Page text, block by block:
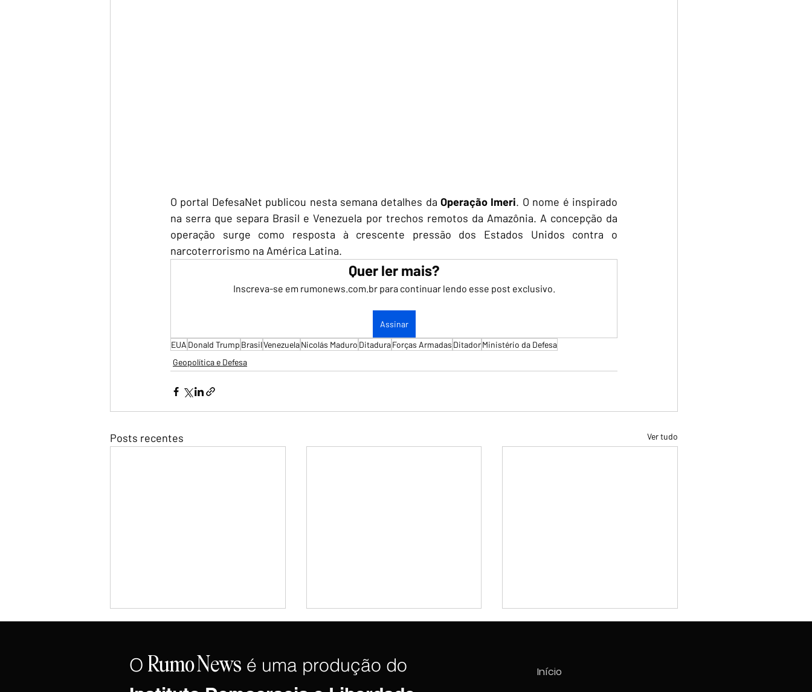
O portal DefesaNet publicou nesta semana detalhes da Operação Imeri. O nome é inspirado
na serra que separa Brasil e Venezuela por trechos remotos da Amazônia. A concepção da
operação surge como resposta à crescente pressão dos Estados Unidos contra o
narcoterrorismo na América Latina.
Quer ler mais?
Inscreva-se em rumonews.com.br para continuar lendo esse post exclusivo.
Assinar
EUA Donald Trump BrasilVenezuelaNicolás Maduro DitaduraForças Armadas DitadorMinistério da Defesa
Geopolítica e Defesa
Posts recentes Ver tudo
O RumoNews é uma produção do
Início